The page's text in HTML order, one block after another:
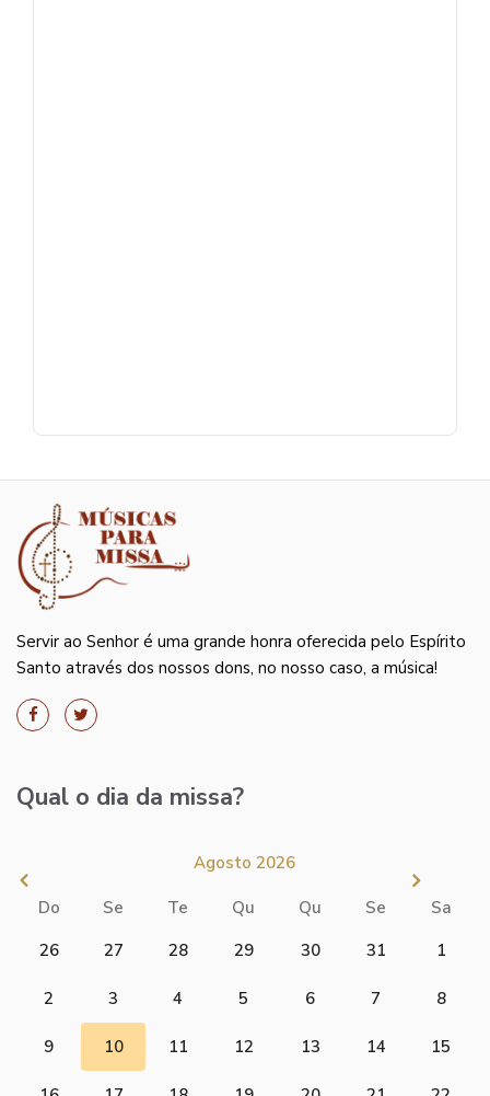
Servir ao Senhor é uma grande honra oferecida pelo Espírito
Santo através dos nossos dons, no nosso caso, a música!
Qual o dia da missa?
Agosto 2026
Do Se Te Qu Qu Se
Sa
26
27 28 29 30 31 1
2 3 4 5 6 7 8
9 10 11 12 13 14 15